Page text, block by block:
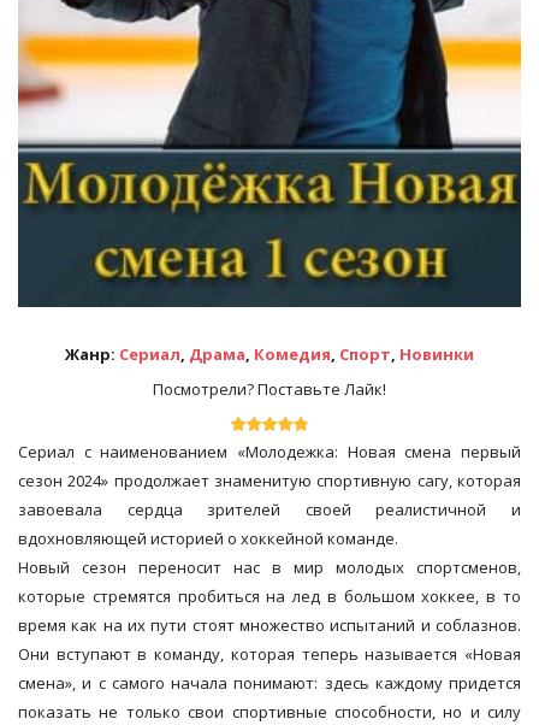
Жанр: Сериал, Драма, Комедия, Спорт, Новинки
Посмотрели? Поставьте Лайк!
Сериал с наименованием «Молодежка: Новая смена первый
сезон 2024» продолжает знаменитую спортивную сагу, которая
завоевала сердца зрителей своей реалистичной и
вдохновляющей историей о хоккейной команде.
Новый сезон переносит нас в мир молодых спортсменов,
которые стремятся пробиться на лед в большом хоккее, в то
время как на их пути стоят множество испытаний и соблазнов.
Они вступают в команду, которая теперь называется «Новая
смена», и с самого начала понимают: здесь каждому придется
показать не только свои спортивные способности, но и силу